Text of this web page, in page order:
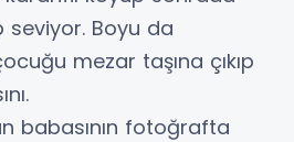
seviyor. Boyu da
mezar taşına çıkıp
babasının fotoğrafta